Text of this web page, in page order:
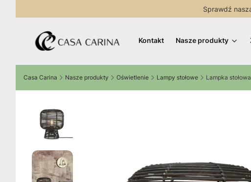
Sprawdź
Kontakt Nasze produkty
Casa Carina Nasze produkty Oświetlenie Lampy stołowe Lampka